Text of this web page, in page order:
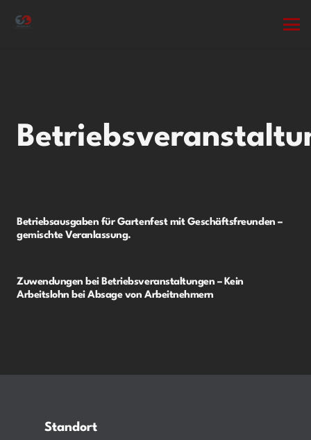
Betriebsausgaben für Gartenfest mit Geschäftsfreunden –
gemischte Veranlassung.
Zuwendungen bei Betriebsveranstaltungen – Kein
Arbeitslohn bei Absage von Arbeitnehmern
Standort